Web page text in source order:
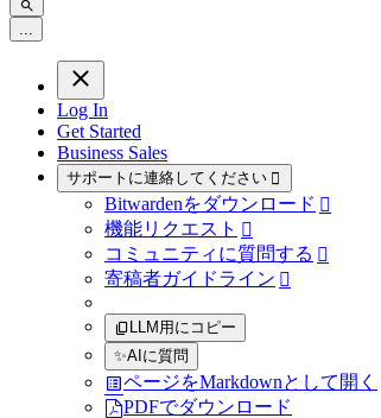
Log In
Get Started
Business Sales
サポートに連絡してください 
Bitwardenをダウンロード 
機能リクエスト 
コミュニティに質問する 
寄稿者ガイドライン 
LLM用にコピー
✨AIに質問
ページをMarkdownとして開く
PDFでダウンロード